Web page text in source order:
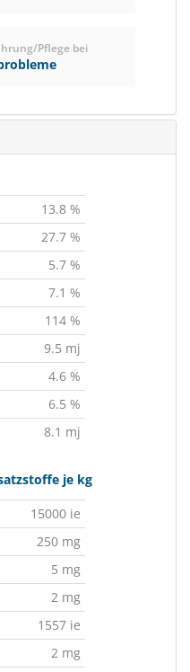
Pflege bei
13.8 %
27.7 %
5.7 %
7.1 %
114 %
9.5 mj
4.6 %
6.5 %
8.1 mj
je kg
15000 ie
250 mg
5 mg
2 mg
1557 ie
2 mg